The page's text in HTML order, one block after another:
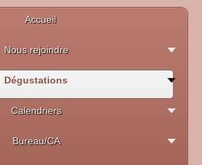
Accueil
Nous rejoindre
Dégustations
Calendriers
Bureau/CA